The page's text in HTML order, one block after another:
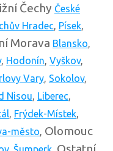
Čechy České
Hradec, Písek,
Morava Blansko,
, Hodonín, Vyškov,
Vary, Sokolov,
Nisou, Liberec,
, Frýdek-Místek,
město, Olomouc